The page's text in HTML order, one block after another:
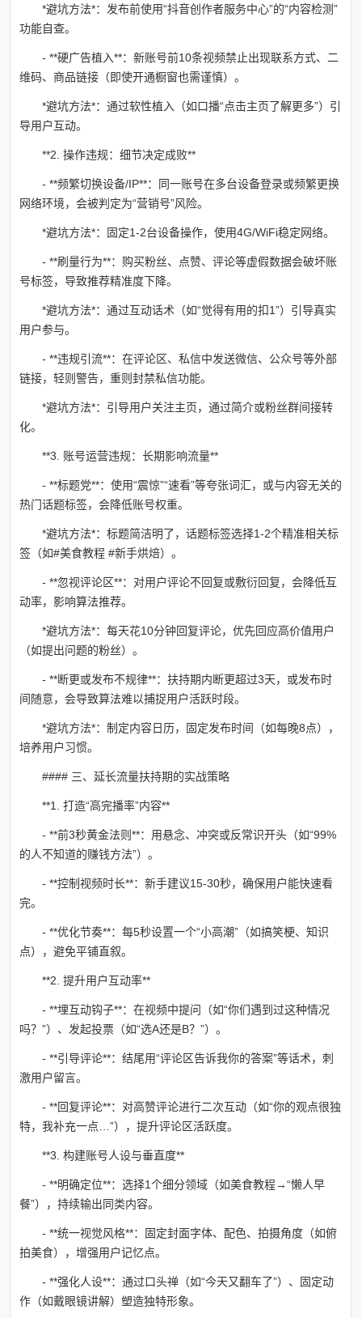
*避坑方法*：发布前使用“抖音创作者服务中心”的“内容检测”
功能自查。
- **硬广告植入**：新账号前10条视频禁止出现联系方式、二
维码、商品链接（即使开通橱窗也需谨慎）。
*避坑方法*：通过软性植入（如口播“点击主页了解更多”）引
导用户互动。
**2. 操作违规：细节决定成败**
- **频繁切换设备/IP**：同一账号在多台设备登录或频繁更换
网络环境，会被判定为“营销号”风险。
*避坑方法*：固定1-2台设备操作，使用4G/WiFi稳定网络。
- **刷量行为**：购买粉丝、点赞、评论等虚假数据会破坏账
号标签，导致推荐精准度下降。
*避坑方法*：通过互动话术（如“觉得有用的扣1”）引导真实
用户参与。
- **违规引流**：在评论区、私信中发送微信、公众号等外部
链接，轻则警告，重则封禁私信功能。
*避坑方法*：引导用户关注主页，通过简介或粉丝群间接转
化。
**3. 账号运营违规：长期影响流量**
- **标题党**：使用“震惊”“速看”等夸张词汇，或与内容无关的
热门话题标签，会降低账号权重。
*避坑方法*：标题简洁明了，话题标签选择1-2个精准相关标
签（如#美食教程 #新手烘焙）。
- **忽视评论区**：对用户评论不回复或敷衍回复，会降低互
动率，影响算法推荐。
*避坑方法*：每天花10分钟回复评论，优先回应高价值用户
（如提出问题的粉丝）。
- **断更或发布不规律**：扶持期内断更超过3天，或发布时
间随意，会导致算法难以捕捉用户活跃时段。
*避坑方法*：制定内容日历，固定发布时间（如每晚8点），
培养用户习惯。
#### 三、延长流量扶持期的实战策略
**1. 打造“高完播率”内容**
- **前3秒黄金法则**：用悬念、冲突或反常识开头（如“99%
的人不知道的赚钱方法”）。
- **控制视频时长**：新手建议15-30秒，确保用户能快速看
完。
- **优化节奏**：每5秒设置一个“小高潮”（如搞笑梗、知识
点），避免平铺直叙。
**2. 提升用户互动率**
- **埋互动钩子**：在视频中提问（如“你们遇到过这种情况
吗？”）、发起投票（如“选A还是B？”）。
- **引导评论**：结尾用“评论区告诉我你的答案”等话术，刺
激用户留言。
- **回复评论**：对高赞评论进行二次互动（如“你的观点很独
特，我补充一点…”），提升评论区活跃度。
**3. 构建账号人设与垂直度**
- **明确定位**：选择1个细分领域（如美食教程→“懒人早
餐”），持续输出同类内容。
- **统一视觉风格**：固定封面字体、配色、拍摄角度（如俯
拍美食），增强用户记忆点。
- **强化人设**：通过口头禅（如“今天又翻车了”）、固定动
作（如戴眼镜讲解）塑造独特形象。